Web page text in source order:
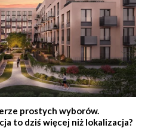
prostych wyborów.
to dziś więcej niż lokalizacja?